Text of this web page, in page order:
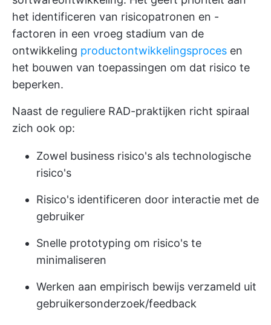
het identificeren van risicopatronen en -
factoren in een vroeg stadium van de
ontwikkeling productontwikkelingsproces en
het bouwen van toepassingen om dat risico te
beperken.
Naast de reguliere RAD-praktijken richt spiraal
zich ook op:
Zowel business risico's als technologische
risico's
Risico's identificeren door interactie met de
gebruiker
Snelle prototyping om risico's te
minimaliseren
Werken aan empirisch bewijs verzameld uit
gebruikersonderzoek/feedback